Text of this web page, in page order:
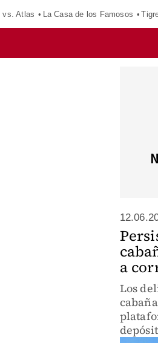
vs. Atlas La Casa de los Famosos
a
Los